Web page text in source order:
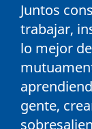
Juntos
trabajar,
lo mejor
gente,